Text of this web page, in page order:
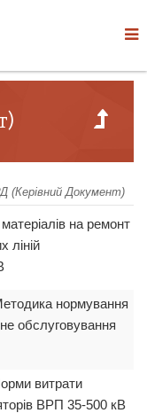
(Керівний Документ)
на ремонт
ліній
нормування
обслуговування
витрати
ВРП 35-500 кВ